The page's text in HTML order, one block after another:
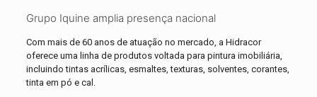
Grupo Iquine amplia presença nacional
Com mais de 60 anos de atuação no mercado, a Hidracor
oferece uma linha de produtos voltada para pintura imobiliária,
incluindo tintas acrílicas, esmaltes, texturas, solventes, corantes,
tinta em pó e cal.